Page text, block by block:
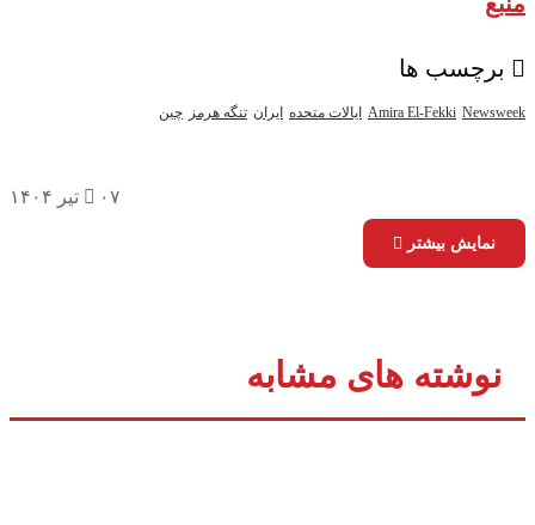
برچسب ها
Amira El-Fekki ایالات متحده ایران تنگه هرمز چین
نمایش بیشتر
نوشته های مشابه